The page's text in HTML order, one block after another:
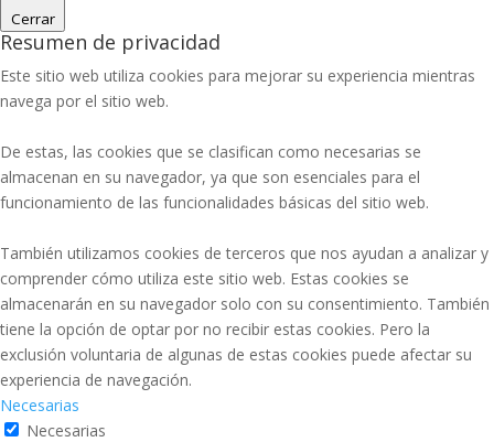
Cerrar
Resumen de privacidad
Este sitio web utiliza cookies para mejorar su experiencia mientras
navega por el sitio web.
De estas, las cookies que se clasifican como necesarias se
almacenan en su navegador, ya que son esenciales para el
funcionamiento de las funcionalidades básicas del sitio web.
También utilizamos cookies de terceros que nos ayudan a analizar y
comprender cómo utiliza este sitio web. Estas cookies se
almacenarán en su navegador solo con su consentimiento. También
tiene la opción de optar por no recibir estas cookies. Pero la
exclusión voluntaria de algunas de estas cookies puede afectar su
experiencia de navegación.
Necesarias
Necesarias